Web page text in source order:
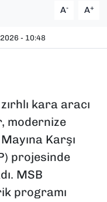
A- A+
- 10:48
kara aracı
modernize
Karşı
projesinde
MSB
programı